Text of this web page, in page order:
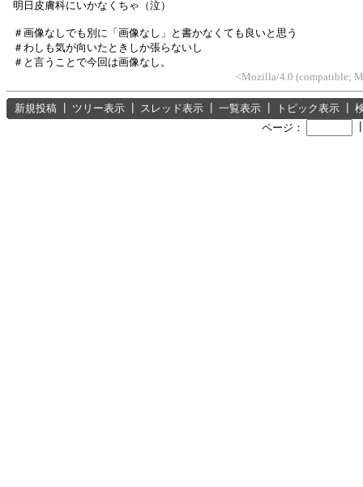
明日皮膚科にいかなくちゃ（泣）
＃画像なしでも別に「画像なし」と書かなくても良いと思う
＃わしも気が向いたときしか張らないし
＃と言うことで今回は画像なし。
<Mozilla/4.0 (compatible;
新規投稿 ツリー表示 スレッド表示 一覧表示 トピック表示
ページ：